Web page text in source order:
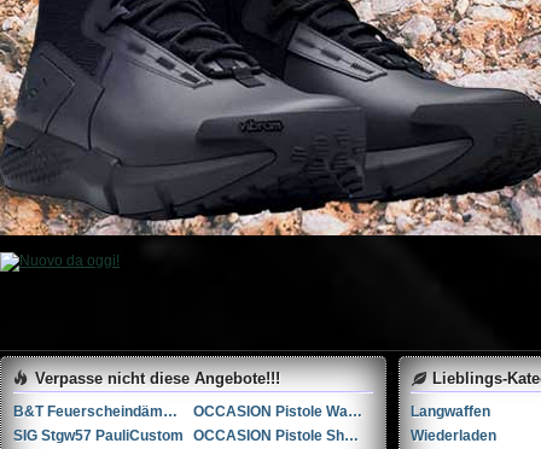
Verpasse nicht diese Angebote!!!
B&T Feuerscheindämpfer M.A.R.S.
OCCASION Pistole Walther Q5 Match SF 9mm Para - Zustand 1
SIG Stgw57 PauliCustom
OCCASION Pistole Shadow Systems MR920 Foundation OR 4" 9mm Para - Zustand 1
Lieblings-
Langwaffen
Wiederladen